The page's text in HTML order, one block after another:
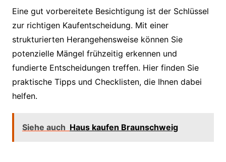
Eine gut vorbereitete Besichtigung ist der Schlüssel
zur richtigen Kaufentscheidung. Mit einer
strukturierten Herangehensweise können Sie
potenzielle Mängel frühzeitig erkennen und
fundierte Entscheidungen treffen. Hier finden Sie
praktische Tipps und Checklisten, die Ihnen dabei
helfen.
Siehe auch Haus kaufen Braunschweig